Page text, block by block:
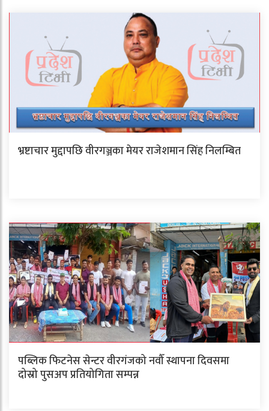
भ्रष्टाचार मुद्दापछि वीरगञ्जका मेयर राजेशमान सिंह निलम्बित
पब्लिक फिटनेस सेन्टर वीरगंजको नवौँ स्थापना दिवसमा
दोस्रो पुसअप प्रतियोगिता सम्पन्न